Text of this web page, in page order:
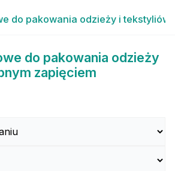
do pakowania odzieży i tekstyliów
do pakowania odzieży
zapięciem